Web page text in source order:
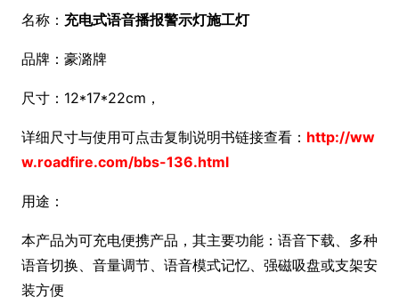
名称： 充电式语音播报警示灯施工灯
品牌：豪潞牌
尺寸：12*17*22cm，
详细尺寸与使用可点击复制说明书链接查看： http://ww
w.roadfire.com/bbs-136.html
用途：
本产品为可充电便携产品，其主要功能：语音下载、多种
语音切换、音量调节、语音模式记忆、强磁吸盘或支架安
装方便